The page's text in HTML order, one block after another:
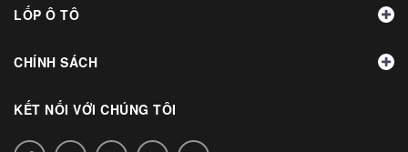
LỐP Ô TÔ
CHÍNH SÁCH
KẾT NỐI VỚI CHÚNG TÔI